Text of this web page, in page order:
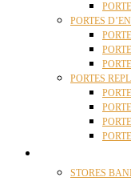
PORTES
PORTES
STORES